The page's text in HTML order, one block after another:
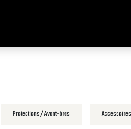
Protections / Avant-bras Accessoires